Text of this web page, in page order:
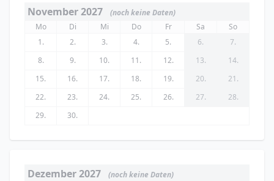
November 2027
(noch keine Daten)
Mo
Di Mi Do Fr Sa
So
1.
2. 3. 4. 5. 6.
7.
8.
9. 10. 11. 12. 13.
14.
15.
16. 17. 18. 19. 20.
21.
22.
23. 24. 25. 26. 27.
28.
29.
30.
Dezember 2027
(noch keine Daten)